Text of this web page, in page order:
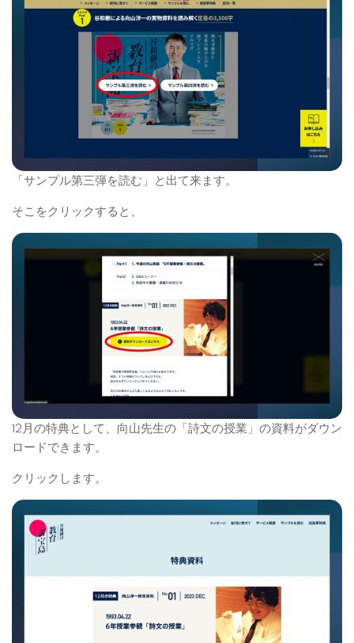
「サンプル第三弾を読む」と出て来ます。
そこをクリックすると、
12月の特典として、向山先生の「詩文の授業」の資料がダウン
ロードできます。
クリックします。